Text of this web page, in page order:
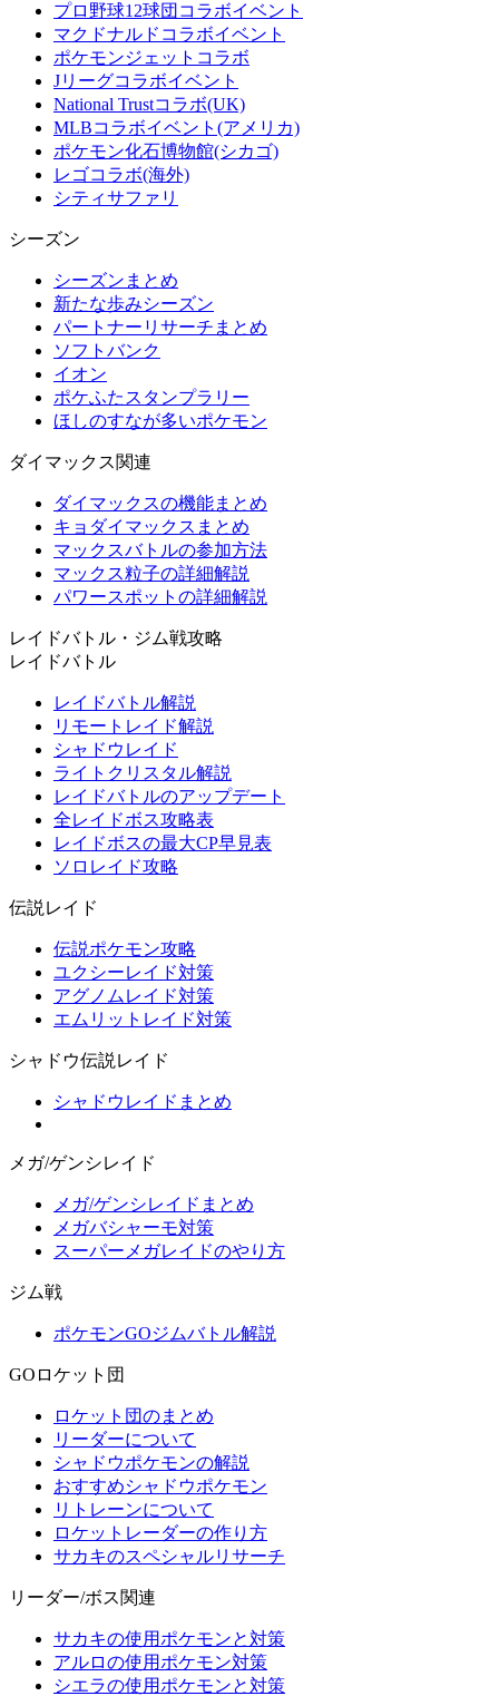
プロ野球12球団コラボイベント
マクドナルドコラボイベント
ポケモンジェットコラボ
Jリーグコラボイベント
National Trustコラボ(UK)
MLBコラボイベント(アメリカ)
ポケモン化石博物館(シカゴ)
レゴコラボ(海外)
シティサファリ
シーズン
シーズンまとめ
新たな歩みシーズン
パートナーリサーチまとめ
ソフトバンク
イオン
ポケふたスタンプラリー
ほしのすなが多いポケモン
ダイマックス関連
ダイマックスの機能まとめ
キョダイマックスまとめ
マックスバトルの参加方法
マックス粒子の詳細解説
パワースポットの詳細解説
レイドバトル・ジム戦攻略
レイドバトル
レイドバトル解説
リモートレイド解説
シャドウレイド
ライトクリスタル解説
レイドバトルのアップデート
全レイドボス攻略表
レイドボスの最大CP早見表
ソロレイド攻略
伝説レイド
伝説ポケモン攻略
ユクシーレイド対策
アグノムレイド対策
エムリットレイド対策
シャドウ伝説レイド
シャドウレイドまとめ
メガ/ゲンシレイド
メガ/ゲンシレイドまとめ
メガバシャーモ対策
スーパーメガレイドのやり方
ジム戦
ポケモンGOジムバトル解説
GOロケット団
ロケット団のまとめ
リーダーについて
シャドウポケモンの解説
おすすめシャドウポケモン
リトレーンについて
ロケットレーダーの作り方
サカキのスペシャルリサーチ
リーダー/ボス関連
サカキの使用ポケモンと対策
アルロの使用ポケモン対策
シエラの使用ポケモンと対策